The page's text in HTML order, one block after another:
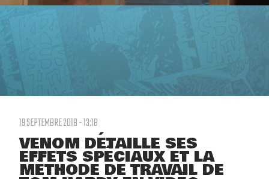
19 SEPTEMBRE 2018 - 13:18
VENOM DÉTAILLE SES
EFFETS SPÉCIAUX ET LA
MÉTHODE DE TRAVAIL DE